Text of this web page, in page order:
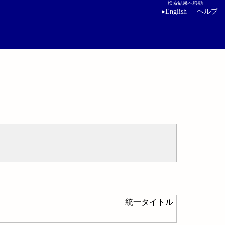
検索結果へ移動
▸English ヘルプ
統一タイトル